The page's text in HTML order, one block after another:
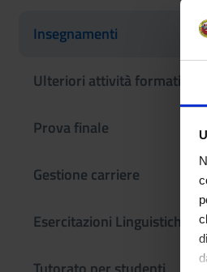
Insegnamenti
Ulteriori attività formative
Prova finale
Gestione carriere
Esercitazioni Linguistiche